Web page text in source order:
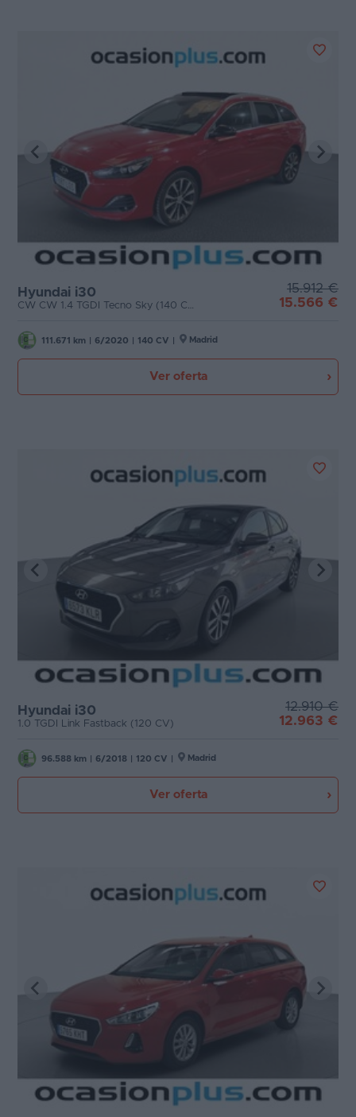
Hyundai i30
CW CW 1.4 TGDI Tecno Sky (140 CV)
15.912 €
15.566 €
111.671 km 6/2020 140 CV Madrid
Ver oferta
Hyundai i30
1.0 TGDI Link Fastback (120 CV)
12.910 €
12.963 €
96.588 km 6/2018 120 CV Madrid
Ver oferta